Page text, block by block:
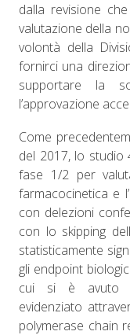
dalla revisione
valutazione della
volontà della
fornirci una
supportare la
l’approvazione
Come
del 2017, lo studio
fase 1/2 per
farmacocinetica e
con delezioni
con lo skipping
statisticamente
gli endpoint
cui si è avuto
evidenziato
polymerase chain